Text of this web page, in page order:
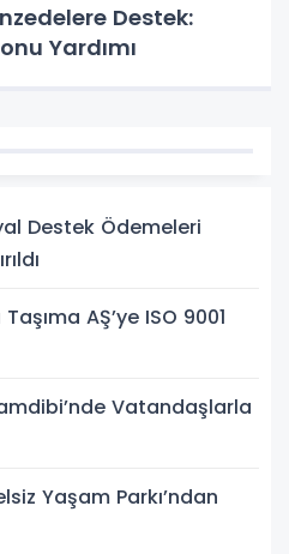
Destek:
Yardımı
Destek Ödemeleri
AŞ’ye ISO 9001
Vatandaşlarla
Yaşam Parkı’ndan